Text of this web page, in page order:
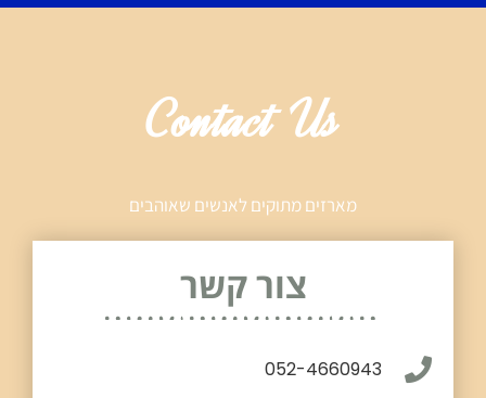
Contact Us
מארזים מתוקים לאנשים שאוהבים
צור קשר
052-4660943